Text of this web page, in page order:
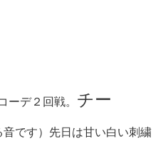
ーデ２回戦。 チー
音です）先日は甘い白い刺繍